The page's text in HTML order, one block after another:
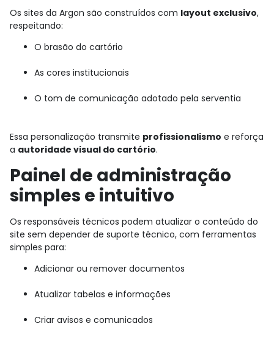
Os sites da Argon são construídos com layout exclusivo,
respeitando:
O brasão do cartório
As cores institucionais
O tom de comunicação adotado pela serventia
Essa personalização transmite profissionalismo e reforça
a autoridade visual do cartório.
Painel de administração
simples e intuitivo
Os responsáveis técnicos podem atualizar o conteúdo do
site sem depender de suporte técnico, com ferramentas
simples para:
Adicionar ou remover documentos
Atualizar tabelas e informações
Criar avisos e comunicados